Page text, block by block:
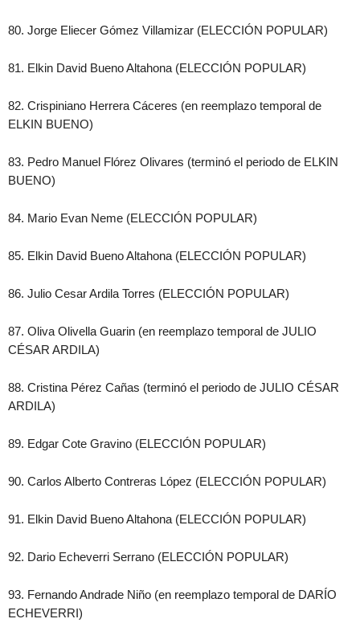
80. Jorge Eliecer Gómez Villamizar (ELECCIÓN POPULAR)
81. Elkin David Bueno Altahona (ELECCIÓN POPULAR)
82. Crispiniano Herrera Cáceres (en reemplazo temporal de
ELKIN BUENO)
83. Pedro Manuel Flórez Olivares (terminó el periodo de ELKIN
BUENO)
84. Mario Evan Neme (ELECCIÓN POPULAR)
85. Elkin David Bueno Altahona (ELECCIÓN POPULAR)
86. Julio Cesar Ardila Torres (ELECCIÓN POPULAR)
87. Oliva Olivella Guarin (en reemplazo temporal de JULIO
CÉSAR ARDILA)
88. Cristina Pérez Cañas (terminó el periodo de JULIO CÉSAR
ARDILA)
89. Edgar Cote Gravino (ELECCIÓN POPULAR)
90. Carlos Alberto Contreras López (ELECCIÓN POPULAR)
91. Elkin David Bueno Altahona (ELECCIÓN POPULAR)
92. Dario Echeverri Serrano (ELECCIÓN POPULAR)
93. Fernando Andrade Niño (en reemplazo temporal de DARÍO
ECHEVERRI)